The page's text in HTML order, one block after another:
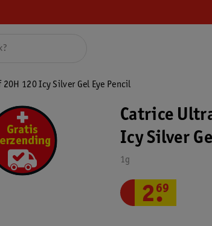
120 Icy Silver Gel Eye Pencil
Catrice
Icy Silver
1g
2.
69